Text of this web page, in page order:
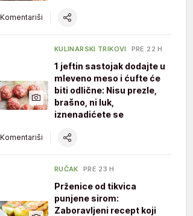
Komentariši
KULINARSKI TRIKOVI PRE 22 H
1 jeftin sastojak dodajte u
mleveno meso i ćufte će
biti odlične: Nisu prezle,
brašno, ni luk,
iznenadićete se
Komentariši
RUČAK PRE 23 H
Prženice od tikvica
punjene sirom:
Zaboravljeni recept koji